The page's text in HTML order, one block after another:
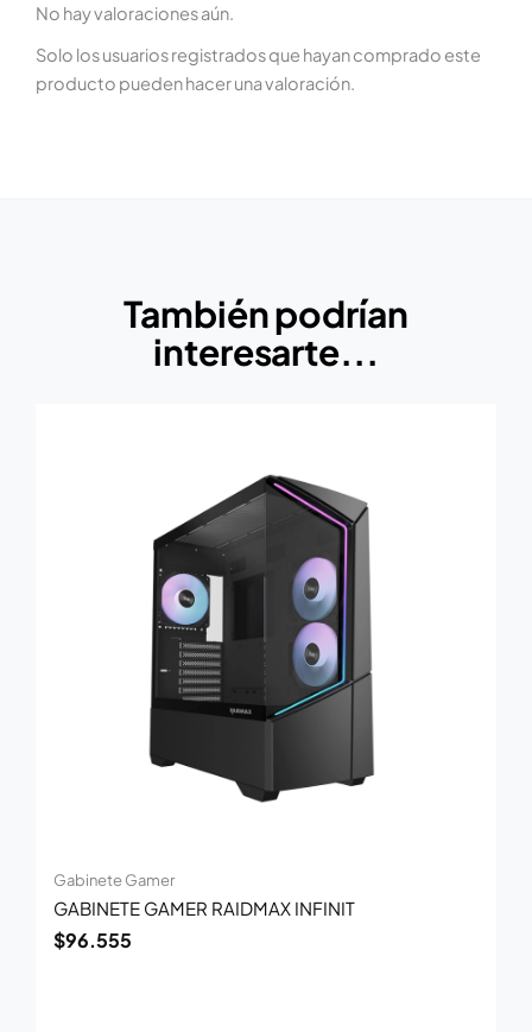
No hay valoraciones aún.
Solo los usuarios registrados que hayan comprado este
producto pueden hacer una valoración.
También podrían
interesarte...
Gabinete Gamer
GABINETE GAMER RAIDMAX INFINIT
$96.555